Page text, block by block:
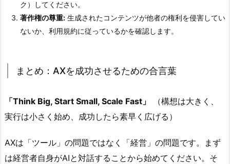
ク）してください。
著作権の尊重: 生成されたコンテンツが他者の権利を侵害してい
ないか、利用規約に従っているかを確認します。
まとめ：AXを成功させるための合言葉
「Think Big, Start Small, Scale Fast」
（構想は大きく、
実行は小さく始め、成功したら素早く広げる）
AXは「ツール」の問題ではなく「経営」の問題です。まず
は経営者自身がAIと対話することから始めてください。そ